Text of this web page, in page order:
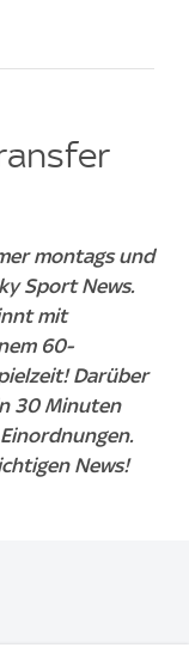
montags und
Sport News.
mit
60-
Darüber
30 Minuten
News!